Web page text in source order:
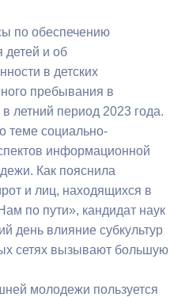
по обеспечению
детей и об
в детских
пребывания в
летний период 2023 года.
теме социально-
информационной
Как пояснила
и лиц, находящихся в
по пути», кандидат наук
день влияние субкультур
сетях вызывают большую
молодежи пользуется